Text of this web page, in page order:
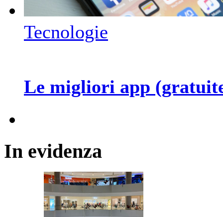
Tecnologie
Le migliori app
In evidenza